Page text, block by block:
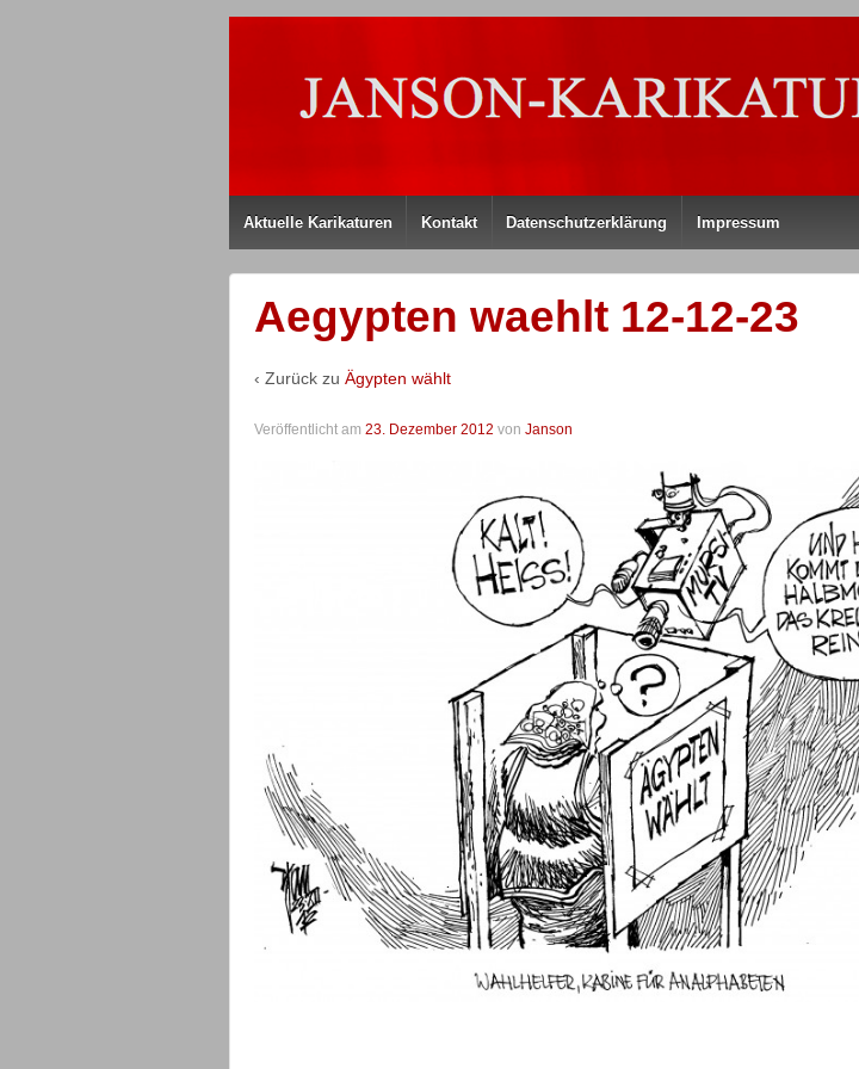
Aktuelle Karikaturen Kontakt Datenschutzerklärung Impressum
Aegypten waehlt 12-12-23
‹ Zurück zu Ägypten wählt
Veröffentlicht am 23. Dezember 2012 von Janson